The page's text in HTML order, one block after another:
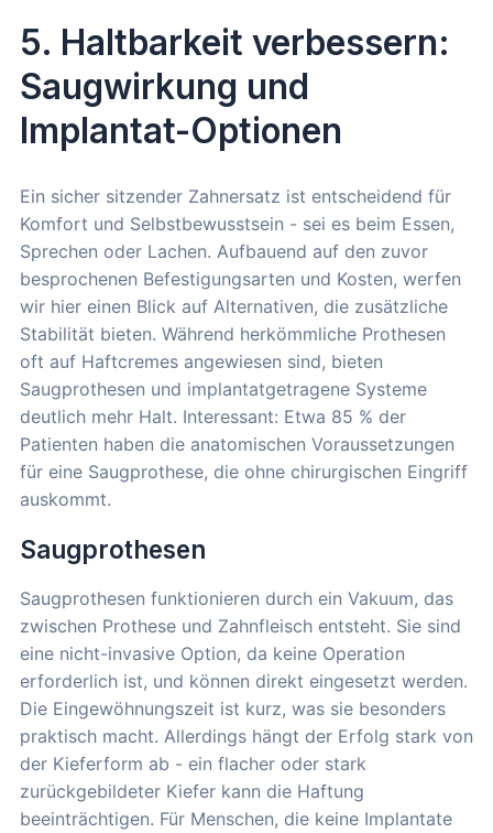
5. Haltbarkeit verbessern:
Saugwirkung und
Implantat-Optionen
Ein sicher sitzender Zahnersatz ist entscheidend für
Komfort und Selbstbewusstsein - sei es beim Essen,
Sprechen oder Lachen. Aufbauend auf den zuvor
besprochenen Befestigungsarten und Kosten, werfen
wir hier einen Blick auf Alternativen, die zusätzliche
Stabilität bieten. Während herkömmliche Prothesen
oft auf Haftcremes angewiesen sind, bieten
Saugprothesen und implantatgetragene Systeme
deutlich mehr Halt. Interessant: Etwa 85 % der
Patienten haben die anatomischen Voraussetzungen
für eine Saugprothese, die ohne chirurgischen Eingriff
auskommt.
Saugprothesen
Saugprothesen funktionieren durch ein Vakuum, das
zwischen Prothese und Zahnfleisch entsteht. Sie sind
eine nicht-invasive Option, da keine Operation
erforderlich ist, und können direkt eingesetzt werden.
Die Eingewöhnungszeit ist kurz, was sie besonders
praktisch macht. Allerdings hängt der Erfolg stark von
der Kieferform ab - ein flacher oder stark
zurückgebildeter Kiefer kann die Haftung
beeinträchtigen. Für Menschen, die keine Implantate